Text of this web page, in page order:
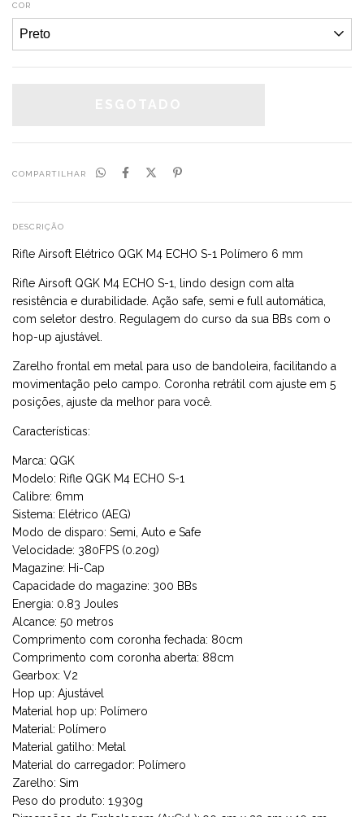
COR
COMPARTILHAR
DESCRIÇÃO
Rifle Airsoft Elétrico QGK M4 ECHO S-1 Polímero 6 mm
Rifle Airsoft QGK M4 ECHO S-1, lindo design com alta
resistência e durabilidade. Ação safe, semi e full automática,
com seletor destro. Regulagem do curso da sua BBs com o
hop-up ajustável.
Zarelho frontal em metal para uso de bandoleira, facilitando a
movimentação pelo campo. Coronha retrátil com ajuste em 5
posições, ajuste da melhor para você.
Características:
Marca: QGK
Modelo: Rifle QGK M4 ECHO S-1
Calibre: 6mm
Sistema: Elétrico (AEG)
Modo de disparo: Semi, Auto e Safe
Velocidade: 380FPS (0.20g)
Magazine: Hi-Cap
Capacidade do magazine: 300 BBs
Energia: 0.83 Joules
Alcance: 50 metros
Comprimento com coronha fechada: 80cm
Comprimento com coronha aberta: 88cm
Gearbox: V2
Hop up: Ajustável
Material hop up: Polímero
Material: Polímero
Material gatilho: Metal
Material do carregador: Polímero
Zarelho: Sim
Peso do produto: 1.930g